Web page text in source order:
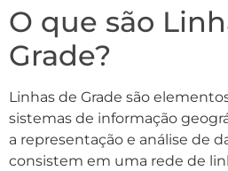
O que são
Grade?
Linhas de Grade são
sistemas de informação
a representação e análise de
consistem em uma rede de